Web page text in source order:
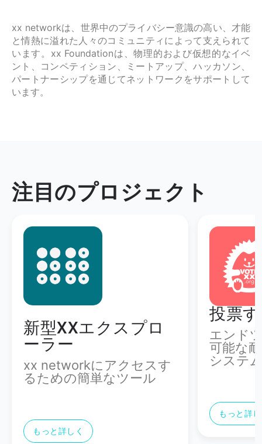
xx networkは、世界中のプライバシー意識の高い、才能
と情熱に溢れた人々のコミュニティによって支えられて
います。xx Foundationは、物理的および仮想的なイベ
ント、コンペティション、ミートアップ、ハッカソン、
パートナーシップを通じてネットワークをサポートして
います。
注目のプロジェクト
エンドツーエンドで検証
可能な耐強要型遠隔選挙
システム
cMixx
効率的
可能な
もっと詳